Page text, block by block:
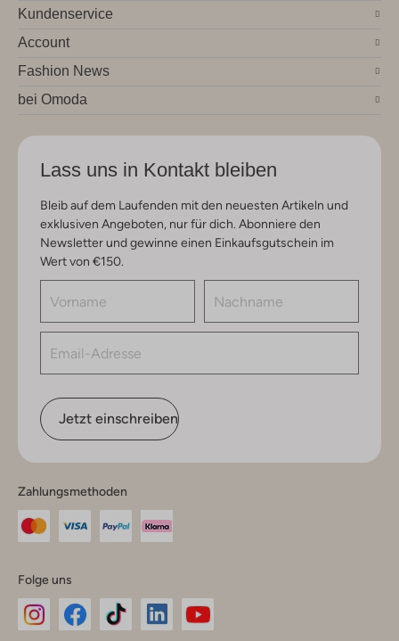
Kundenservice
Account
Fashion News
bei Omoda
Lass uns in Kontakt bleiben
Bleib auf dem Laufenden mit den neuesten Artikeln und
exklusiven Angeboten, nur für dich. Abonniere den
Newsletter und gewinne einen Einkaufsgutschein im
Wert von €150.
Jetzt einschreiben
Zahlungsmethoden
Folge uns